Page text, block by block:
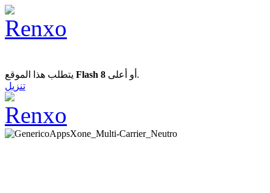
Flash 8
أو أعلى.
تنزيل